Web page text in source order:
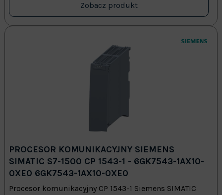
Zobacz produkt
PROCESOR KOMUNIKACYJNY SIEMENS
SIMATIC S7-1500 CP 1543-1 - 6GK7543-1AX10-
0XE0 6GK7543-1AX10-0XE0
Procesor komunikacyjny CP 1543-1 Siemens SIMATIC